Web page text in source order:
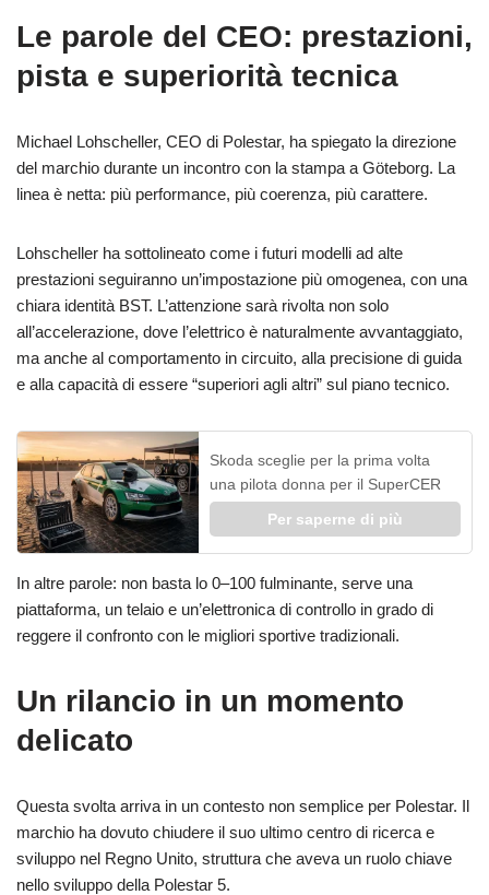
Le parole del CEO: prestazioni,
pista e superiorità tecnica
Michael Lohscheller, CEO di Polestar, ha spiegato la direzione
del marchio durante un incontro con la stampa a Göteborg. La
linea è netta: più performance, più coerenza, più carattere.
Lohscheller ha sottolineato come i futuri modelli ad alte
prestazioni seguiranno un’impostazione più omogenea, con una
chiara identità BST. L’attenzione sarà rivolta non solo
all’accelerazione, dove l’elettrico è naturalmente avvantaggiato,
ma anche al comportamento in circuito, alla precisione di guida
e alla capacità di essere “superiori agli altri” sul piano tecnico.
Skoda sceglie per la prima volta
una pilota donna per il SuperCER
Per saperne di più
In altre parole: non basta lo 0–100 fulminante, serve una
piattaforma, un telaio e un’elettronica di controllo in grado di
reggere il confronto con le migliori sportive tradizionali.
Un rilancio in un momento
delicato
Questa svolta arriva in un contesto non semplice per Polestar. Il
marchio ha dovuto chiudere il suo ultimo centro di ricerca e
sviluppo nel Regno Unito, struttura che aveva un ruolo chiave
nello sviluppo della Polestar 5.